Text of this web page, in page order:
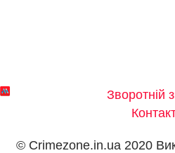
Зворотній
© Crimezone.in.ua 2020